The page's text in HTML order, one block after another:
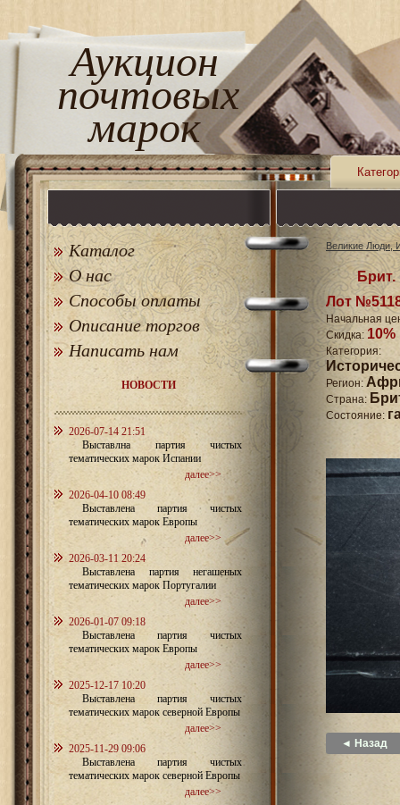
Аукцион
почтовых
марок
Каталог
О нас
Способы оплаты
Описание торгов
Написать нам
НОВОСТИ
2026-07-14 21:51
Выставлна партия чистых
тематических марок Испании
далее>>
2026-04-10 08:49
Выставлена партия чистых
тематических марок Европы
далее>>
2026-03-11 20:24
Выставлена партия негашеных
тематических марок Португалии
далее>>
2026-01-07 09:18
Выставлена партия чистых
тематических марок Европы
далее>>
2025-12-17 10:20
Выставлена партия чистых
тематических марок северной Европы
далее>>
2025-11-29 09:06
Выставлена партия чистых
тематических марок северной Европы
далее>>
Великие Люди,
Брит.
Лот
Начальная
Скидка: 10%
Регион:
Страна:
Состояние:
◄ Назад